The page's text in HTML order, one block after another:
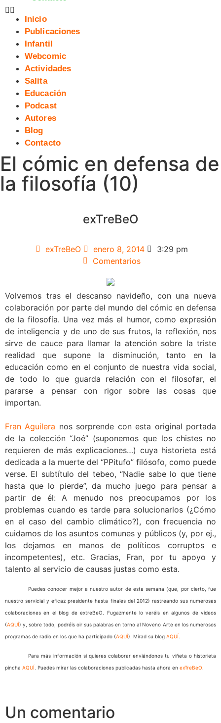
Inicio
Publicaciones
Infantil
Webcomic
Actividades
Salita
Educación
Podcast
Autores
Blog
Contacto
El cómic en defensa de
la filosofía (10)
exTreBeO
exTreBeO enero 8, 2014
3:29 pm
Comentarios
Volvemos tras el descanso navideño, con una nueva
colaboración por parte del mundo del cómic en defensa
de la filosofía. Una vez más el humor, como expresión
de inteligencia y de uno de sus frutos, la reflexión, nos
sirve de cauce para llamar la atención sobre la triste
realidad que supone la disminución, tanto en la
educación como en el conjunto de nuestra vida social,
de todo lo que guarda relación con el filosofar, el
pararse a pensar con rigor sobre las cosas que
importan.
Fran Aguilera nos sorprende con esta original portada
de la colección “Joé” (suponemos que los chistes no
requieren de más explicaciones…) cuya historieta está
dedicada a la muerte del “PPitufo” filósofo, como puede
verse. El subtítulo del tebeo, “Nadie sabe lo que tiene
hasta que lo pierde”, da mucho juego para pensar a
partir de él: A menudo nos preocupamos por los
problemas cuando es tarde para solucionarlos (¿Cómo
en el caso del cambio climático?), con frecuencia no
cuidamos de los asuntos comunes y públicos (y, por ej.,
los dejamos en manos de políticos corruptos e
incompetentes), etc. Gracias, Fran, por tu apoyo y
talento al servicio de causas justas como esta.
Puedes conocer mejor a nuestro autor de esta semana (que, por cierto, fue
nuestro servicial y eficaz presidente hasta finales del 2012) rastreando sus numerosas
colaboraciones en el blog de extreBeO. Fugazmente lo veréis en algunos de videos
(AQUÍ) y, sobre todo, podréis oir sus palabras en torno al Noveno Arte en los numerosos
programas de radio en los que ha participado (AQUÍ). Mirad su blog AQUÍ
Para más información si quieres colaborar enviándonos tu viñeta o historieta
pincha AQUÍ . Puedes mirar las colaboraciones publicadas hasta ahora en exTreBeO
Un comentario